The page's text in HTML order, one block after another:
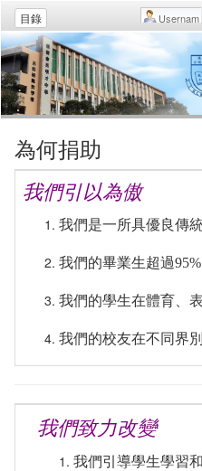
目錄
為何捐助
我們引以為傲
我們是一所具優良傳
我們的畢業生超過
我們的學生在體育、
我們的校友在不同界
我們致力改變
我們引導學生學習